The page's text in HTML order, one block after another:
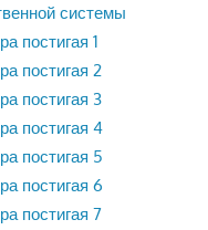
системы
постигая 1
постигая 2
постигая 3
постигая 4
постигая 5
постигая 6
постигая 7